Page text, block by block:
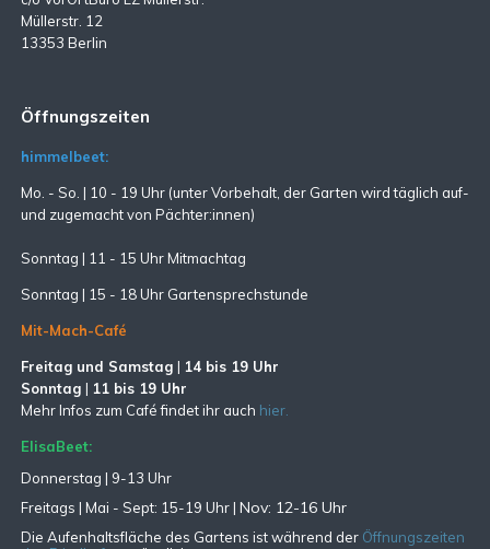
Müllerstr. 12
13353 Berlin
Öffnungszeiten
himmelbeet:
Mo. - So. | 10 - 19 Uhr (unter Vorbehalt, der Garten wird täglich auf-
und zugemachtvon Pächter:innen)
Sonntag | 11 - 15 Uhr Mitmachtag
Sonntag | 15 - 18 Uhr Gartensprechstunde
Mit-Mach-Café
Freitag und Samstag | 14 bis 19 Uhr
Sonntag | 11 bis 19 Uhr
Mehr Infos zum Café findet ihr auch hier.
ElisaBeet:
Donnerstag | 9-13 Uhr
Freitags | Mai - Sept: 15-19 Uhr | Nov: 12-16 Uhr
Die Aufenhaltsfläche des Gartens ist während derÖffnungszeiten